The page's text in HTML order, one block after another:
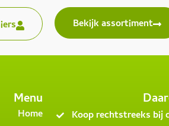
Bekijk assortiment
Menu
Home Koop rechtstreeks bij